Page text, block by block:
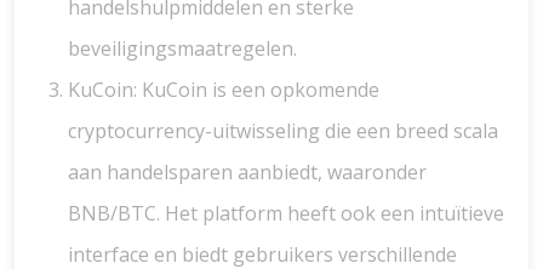
handelshulpmiddelen en sterke
beveiligingsmaatregelen.
KuCoin: KuCoin is een opkomende
cryptocurrency-uitwisseling die een breed scala
aan handelsparen aanbiedt, waaronder
BNB/BTC. Het platform heeft ook een intuïtieve
interface en biedt gebruikers verschillende